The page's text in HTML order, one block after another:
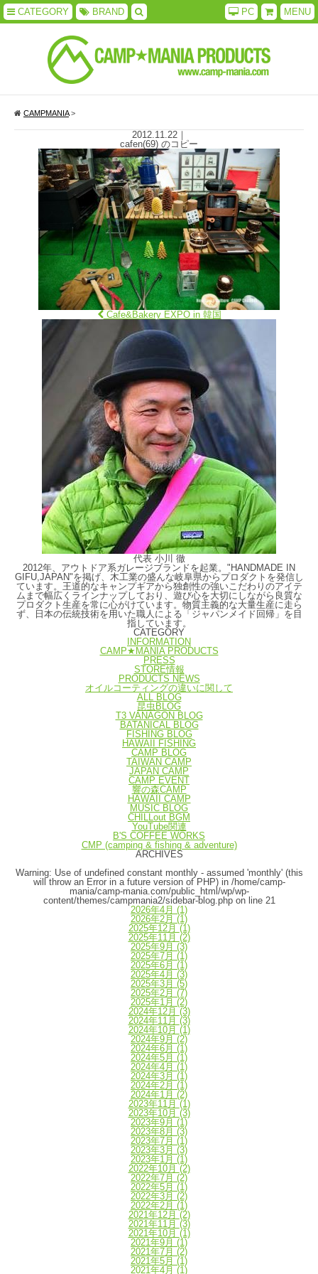
CATEGORY BRAND MENU
PC
CAMPMANIA>
2012.11.22｜
cafen(69) のコピー
Cafe&Bakery EXPO in 韓国
代表 小川 徹
2012年、アウトドア系ガレージブランドを起業。"HANDMADE IN
GIFU,JAPAN"を掲げ、木工業の盛んな岐阜県からプロダクトを発信し
ています。王道的なキャンプギアから独創性の強いこだわりのアイテ
ムまで幅広くラインナップしており、遊び心を大切にしながら良質な
プロダクト生産を常に心がけています。物質主義的な大量生産に走ら
ず、日本の伝統技術を用いた職人による「ジャパンメイド回帰」を目
指しています。
CATEGORY
INFORMATION
CAMP★MANIA PRODUCTS
PRESS
STORE情報
PRODUCTS NEWS
オイルコーティングの違いに関して
ALL BLOG
昆虫BLOG
T3 VANAGON BLOG
BATANICAL BLOG
FISHING BLOG
HAWAII FISHING
CAMP BLOG
TAIWAN CAMP
JAPAN CAMP
CAMP EVENT
響の森CAMP
HAWAII CAMP
MUSIC BLOG
CHILLout BGM
YouTube関連
B'S COFFEE WORKS
CMP (camping & fishing & adventure)
ARCHIVES
Warning: Use of undefined constant monthly - assumed 'monthly' (this
will throw an Error in a future version of PHP) in /home/camp-
mania/camp-mania.com/public_html/wp/wp-
content/themes/campmania2/sidebar-blog.phpon line 21
2026年4月 (1)
2026年2月 (1)
2025年12月 (1)
2025年11月 (2)
2025年9月 (3)
2025年7月 (1)
2025年6月 (1)
2025年4月 (3)
2025年3月 (5)
2025年2月 (7)
2025年1月 (2)
2024年12月 (3)
2024年11月 (3)
2024年10月 (1)
2024年9月 (2)
2024年6月 (1)
2024年5月 (1)
2024年4月 (1)
2024年3月 (1)
2024年2月 (1)
2024年1月 (2)
2023年11月 (1)
2023年10月 (3)
2023年9月 (1)
2023年8月 (3)
2023年7月 (1)
2023年3月 (3)
2023年1月 (1)
2022年10月 (2)
2022年7月 (2)
2022年5月 (1)
2022年3月 (2)
2022年2月 (1)
2021年12月 (2)
2021年11月 (3)
2021年10月 (1)
2021年9月 (1)
2021年7月 (2)
2021年5月 (1)
2021年4月 (1)